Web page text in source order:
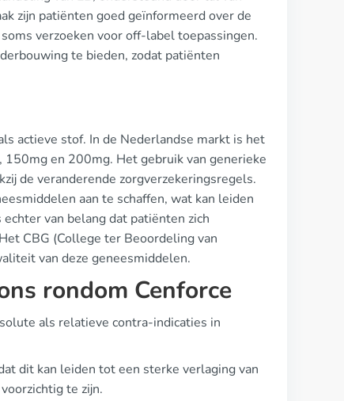
zijn patiënten goed geïnformeerd over de
verzoeken voor off-label toepassingen.
te bieden, zodat patiënten
actieve stof. In de Nederlandse markt is het
en 200mg. Het gebruik van generieke
de veranderende zorgverzekeringsregels.
aan te schaffen, wat kan leiden
van belang dat patiënten zich
CBG (College ter Beoordeling van
van deze geneesmiddelen.
rondom Cenforce
als relatieve contra-indicaties in
dit kan leiden tot een sterke verlaging van
te zijn.